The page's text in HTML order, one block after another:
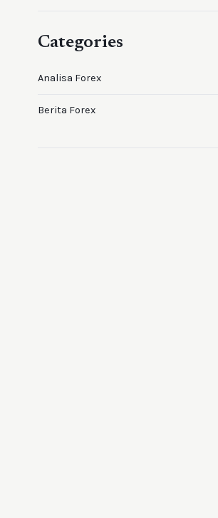
Categories
Analisa Forex
Berita Forex